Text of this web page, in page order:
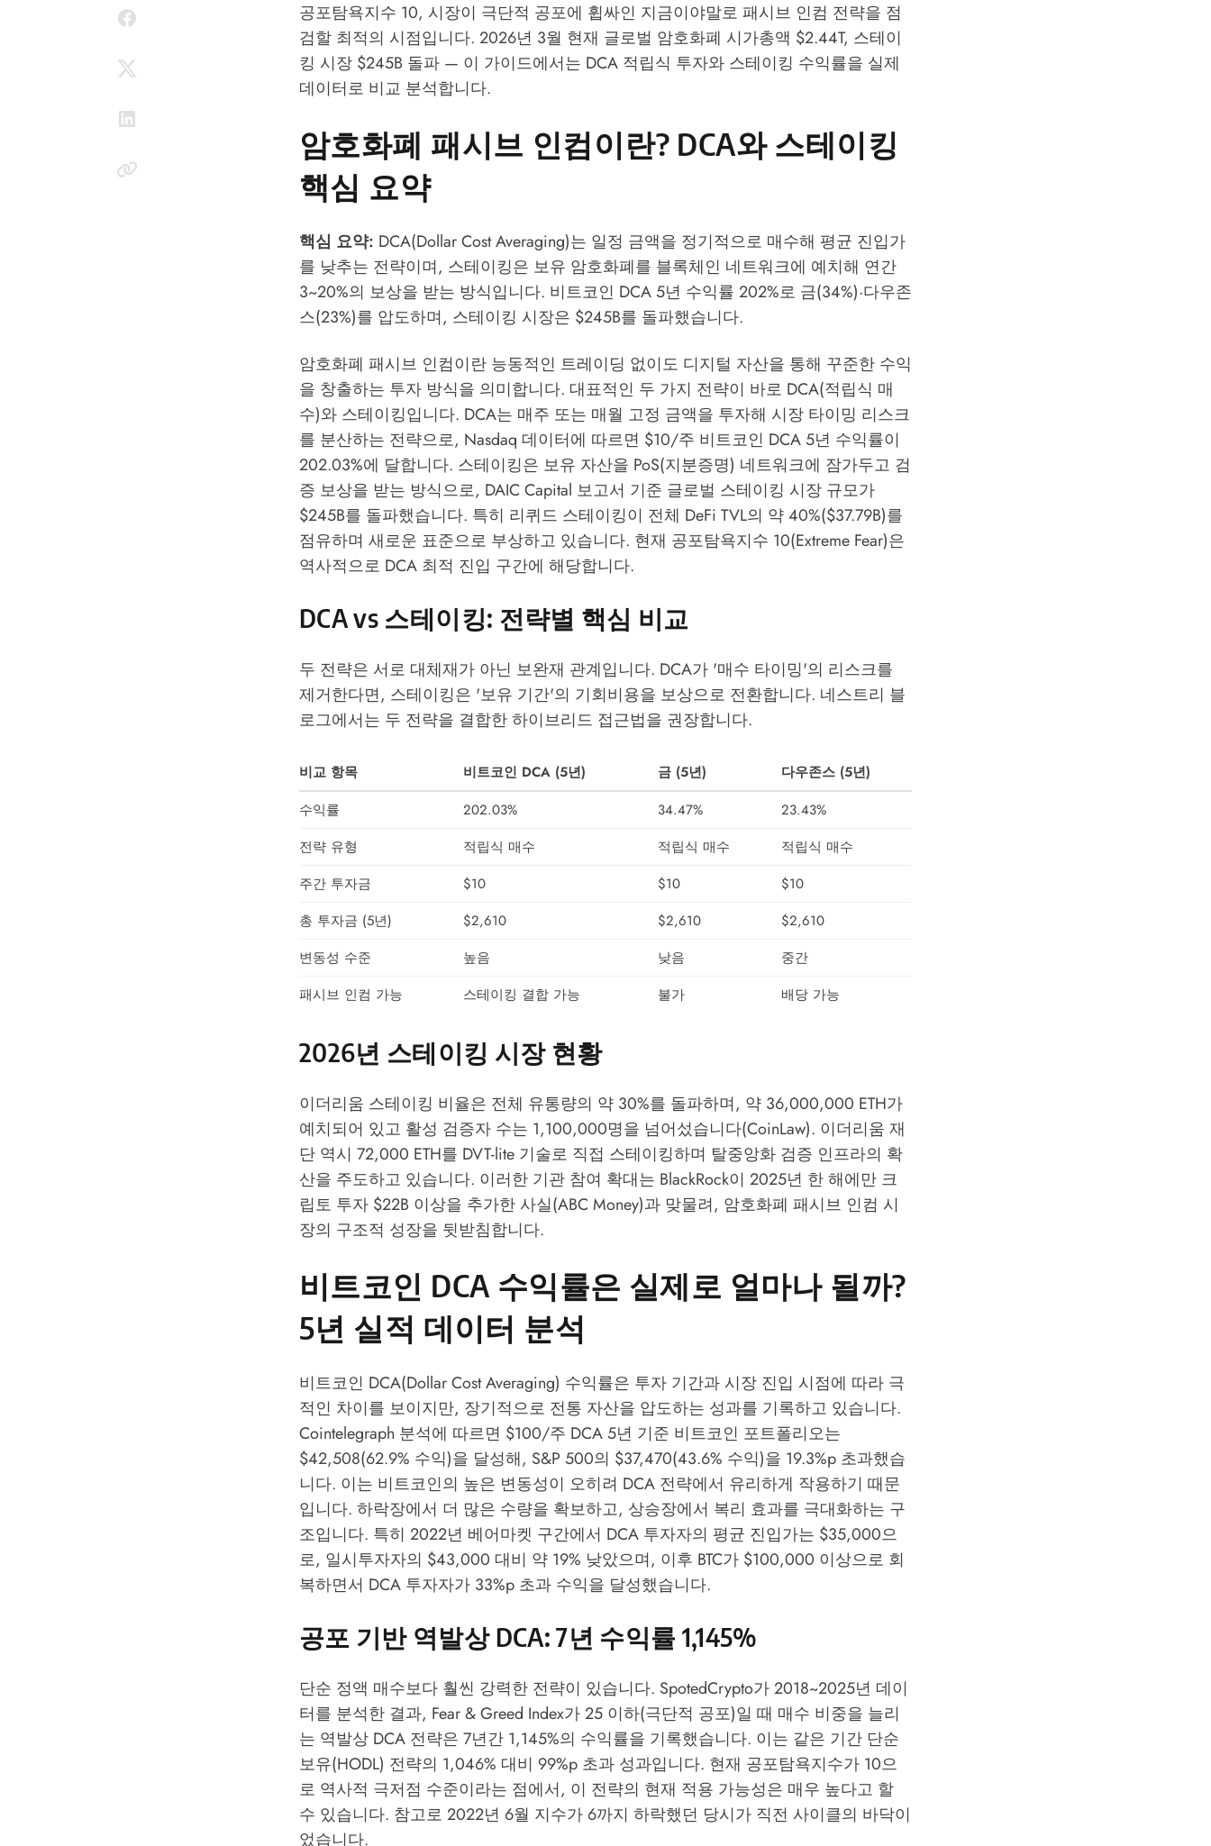
공포탐욕지수 10, 시장이 극단적 공포에 휩싸인 지금이야말로 패시브 인컴 전략을 점
검할 최적의 시점입니다. 2026년 3월 현재 글로벌 암호화폐 시가총액 $2.44T, 스테이
킹 시장 $245B 돌파 — 이 가이드에서는 DCA 적립식 투자와 스테이킹 수익률을 실제
데이터로 비교 분석합니다.
암호화폐 패시브 인컴이란? DCA와 스테이킹
핵심 요약
핵심 요약: DCA(Dollar Cost Averaging)는 일정 금액을 정기적으로 매수해 평균 진입가
를 낮추는 전략이며, 스테이킹은 보유 암호화폐를 블록체인 네트워크에 예치해 연간
3~20%의 보상을 받는 방식입니다. 비트코인 DCA 5년 수익률 202%로 금(34%)·다우존
스(23%)를 압도하며, 스테이킹 시장은 $245B를 돌파했습니다.
암호화폐 패시브 인컴이란 능동적인 트레이딩 없이도 디지털 자산을 통해 꾸준한 수익
을 창출하는 투자 방식을 의미합니다. 대표적인 두 가지 전략이 바로 DCA(적립식 매
수)와 스테이킹입니다. DCA는 매주 또는 매월 고정 금액을 투자해 시장 타이밍 리스크
를 분산하는 전략으로, Nasdaq 데이터에 따르면 $10/주 비트코인 DCA 5년 수익률이
202.03%에 달합니다. 스테이킹은 보유 자산을 PoS(지분증명) 네트워크에 잠가두고 검
증 보상을 받는 방식으로, DAIC Capital 보고서 기준 글로벌 스테이킹 시장 규모가
$245B를 돌파했습니다. 특히 리퀴드 스테이킹이 전체 DeFi TVL의 약 40%($37.79B)를
점유하며 새로운 표준으로 부상하고 있습니다. 현재 공포탐욕지수 10(Extreme Fear)은
역사적으로 DCA 최적 진입 구간에 해당합니다.
DCA vs 스테이킹: 전략별 핵심 비교
두 전략은 서로 대체재가 아닌 보완재 관계입니다. DCA가 '매수 타이밍'의 리스크를
제거한다면, 스테이킹은 '보유 기간'의 기회비용을 보상으로 전환합니다. 네스트리 블
로그에서는 두 전략을 결합한 하이브리드 접근법을 권장합니다.
비교 항목 비트코인 DCA (5년) 금 (5년)
다우존스 (5년)
수익률
202.03% 34.47%
23.43%
전략 유형
적립식 매수 적립식 매수
적립식 매수
주간 투자금
$10 $10
$10
총 투자금 (5년)
$2,610 $2,610
$2,610
변동성 수준
높음 낮음
중간
패시브 인컴 가능
스테이킹 결합 가능 불가 배당 가능
2026년 스테이킹 시장 현황
이더리움 스테이킹 비율은 전체 유통량의 약 30%를 돌파하며, 약 36,000,000 ETH가
예치되어 있고 활성 검증자 수는 1,100,000명을 넘어섰습니다(CoinLaw). 이더리움 재
단 역시 72,000 ETH를 DVT-lite 기술로 직접 스테이킹하며 탈중앙화 검증 인프라의 확
산을 주도하고 있습니다. 이러한 기관 참여 확대는 BlackRock이 2025년 한 해에만 크
립토 투자 $22B 이상을 추가한 사실(ABC Money)과 맞물려, 암호화폐 패시브 인컴 시
장의 구조적 성장을 뒷받침합니다.
비트코인 DCA 수익률은 실제로 얼마나 될까?
5년 실적 데이터 분석
비트코인 DCA(Dollar Cost Averaging) 수익률은 투자 기간과 시장 진입 시점에 따라 극
적인 차이를 보이지만, 장기적으로 전통 자산을 압도하는 성과를 기록하고 있습니다.
Cointelegraph 분석에 따르면 $100/주 DCA 5년 기준 비트코인 포트폴리오는
$42,508(62.9% 수익)을 달성해, S&P 500의 $37,470(43.6% 수익)을 19.3%p 초과했습
니다. 이는 비트코인의 높은 변동성이 오히려 DCA 전략에서 유리하게 작용하기 때문
입니다. 하락장에서 더 많은 수량을 확보하고, 상승장에서 복리 효과를 극대화하는 구
조입니다. 특히 2022년 베어마켓 구간에서 DCA 투자자의 평균 진입가는 $35,000으
로, 일시투자자의 $43,000 대비 약 19% 낮았으며, 이후 BTC가 $100,000 이상으로 회
복하면서 DCA 투자자가 33%p 초과 수익을 달성했습니다.
공포 기반 역발상 DCA: 7년 수익률 1,145%
단순 정액 매수보다 훨씬 강력한 전략이 있습니다. SpotedCrypto가 2018~2025년 데이
터를 분석한 결과, Fear & Greed Index가 25 이하(극단적 공포)일 때 매수 비중을 늘리
는 역발상 DCA 전략은 7년간 1,145%의 수익률을 기록했습니다. 이는 같은 기간 단순
보유(HODL) 전략의 1,046% 대비 99%p 초과 성과입니다. 현재 공포탐욕지수가 10으
로 역사적 극저점 수준이라는 점에서, 이 전략의 현재 적용 가능성은 매우 높다고 할
수 있습니다. 참고로 2022년 6월 지수가 6까지 하락했던 당시가 직전 사이클의 바닥이
었습니다.